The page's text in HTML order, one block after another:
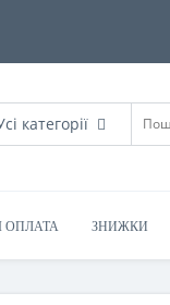
категорії
ОПЛАТА ЗНИЖКИ